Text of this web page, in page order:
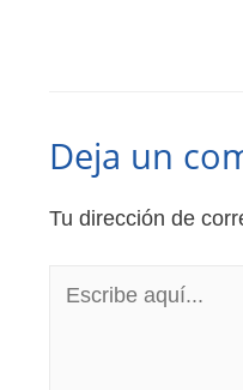
Deja un
Tu dirección de